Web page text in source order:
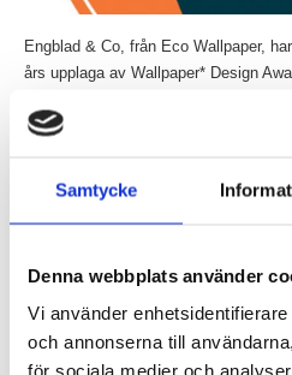
Samtycke
Denna webbplats använder
Vi använder
och annonserna till
för sociala medier och
Engblad & Co, från Eco Wallpaper,
års upplaga av Wallpaper* Design
Läs mer »
Claesson Koivisto Rune gör
för Matsuso T